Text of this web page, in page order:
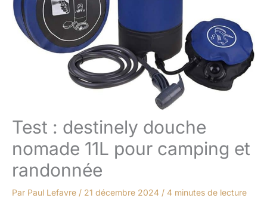
Test : destinely douche
nomade 11L pour camping et
randonnée
Par Paul Lefavre / 21 décembre 2024 / 4 minutes de lecture